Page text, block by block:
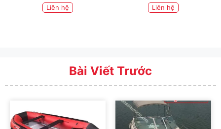
Liên hệ Liên hệ
Bài Viết Trước